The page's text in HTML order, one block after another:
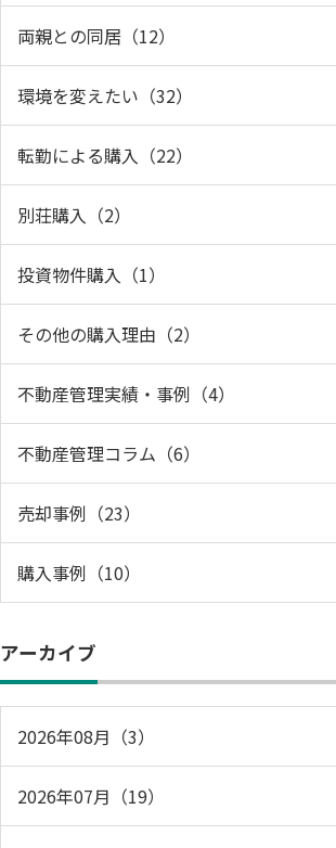
両親との同居（12）
環境を変えたい（32）
転勤による購入（22）
別荘購入（2）
投資物件購入（1）
その他の購入理由（2）
不動産管理実績・事例（4）
不動産管理コラム（6）
売却事例（23）
購入事例（10）
アーカイブ
2026年08月（3）
2026年07月（19）